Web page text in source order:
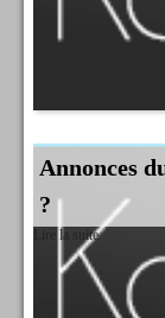
Annonces
?
Lire la suite